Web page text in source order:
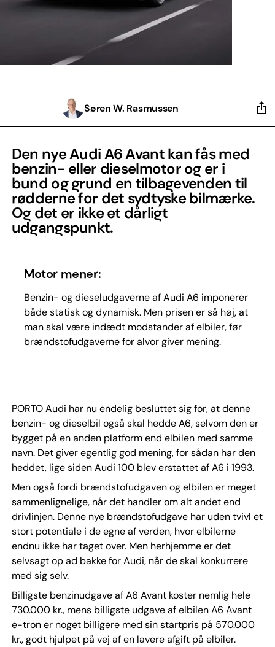
Søren W. Rasmussen
Den nye Audi A6 Avant kan fås med
benzin- eller dieselmotor og er i
bund og grund en tilbagevenden til
rødderne for det sydtyske bilmærke.
Og det er ikke et dårligt
udgangspunkt.
Motor mener:
Benzin- og dieseludgaverne af Audi A6 imponerer
både statisk og dynamisk. Men prisen er så høj, at
man skal være indædt modstander af elbiler, før
brændstofudgaverne for alvor giver mening.
PORTO Audi har nu endelig besluttet sig for, at denne
benzin- og dieselbil også skal hedde A6, selvom den er
bygget på en anden platform end elbilen med samme
navn. Det giver egentlig god mening, for sådan har den
heddet, lige siden Audi 100 blev erstattet af A6 i 1993.
Men også fordi brændstofudgaven og elbilen er meget
sammenlignelige, når det handler om alt andet end
drivlinjen. Denne nye brændstofudgave har uden tvivl et
stort potentiale i de egne af verden, hvor elbilerne
endnu ikke har taget over. Men herhjemme er det
selvsagt op ad bakke for Audi, når de skal konkurrere
med sig selv.
Billigste benzinudgave af A6 Avant koster nemlig hele
730.000 kr., mens billigste udgave af elbilen A6 Avant
e-tron er noget billigere med sin startpris på 570.000
kr., godt hjulpet på vej af en lavere afgift på elbiler.